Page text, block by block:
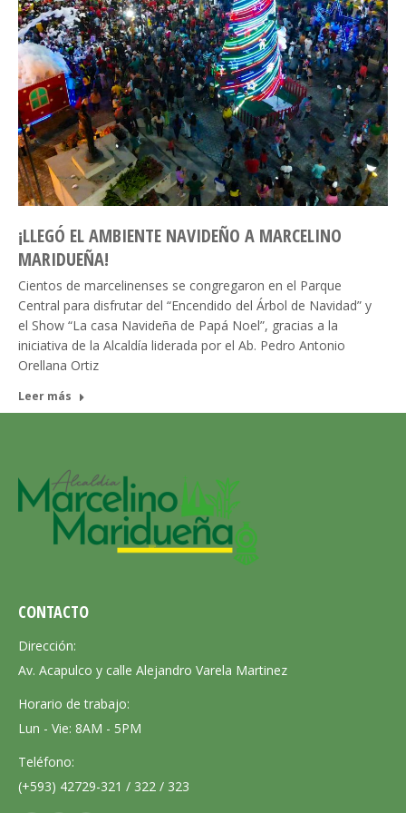
¡LLEGÓ EL AMBIENTE NAVIDEÑO A MARCELINO
MARIDUEÑA!
Cientos de marcelinenses se congregaron en el Parque
Central para disfrutar del “Encendido del Árbol de Navidad” y
el Show “La casa Navideña de Papá Noel”, gracias a la
iniciativa de la Alcaldía liderada por el Ab. Pedro Antonio
Orellana Ortiz
Leer más
CONTACTO
Dirección:
Av. Acapulco y calle Alejandro Varela Martinez
Horario de trabajo:
Lun - Vie: 8AM - 5PM
Teléfono:
(+593) 42729-321 / 322 / 323